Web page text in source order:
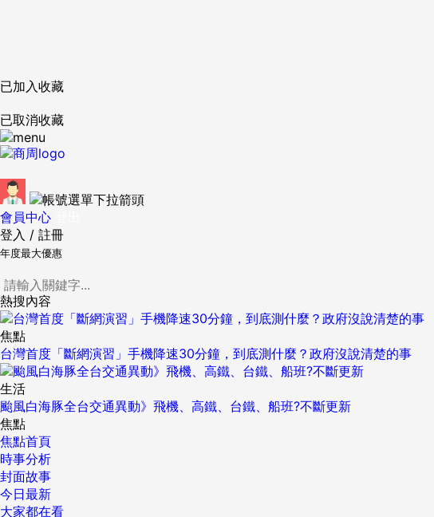
已加入收藏
已取消收藏
會員中心
登入 / 註冊
年度最大優惠
熱搜內容
焦點
台灣首度「斷網演習」手機降速30分鐘，到底測什麼？政府沒說清楚的事
生活
颱風白海豚全台交通異動》飛機、高鐵、台鐵、船班?不斷更新
焦點
焦點首頁
時事分析
封面故事
今日最新
大家都在看